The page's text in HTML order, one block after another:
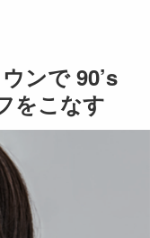
ンで 90’s
をこなす